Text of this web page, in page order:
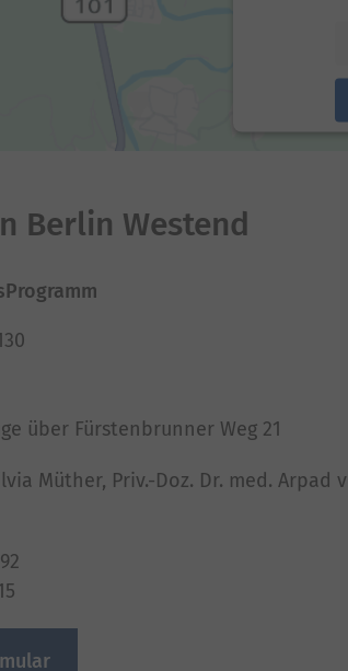
Berlin Westend
über Fürstenbrunner Weg 21
Müther, Priv.-Doz. Dr. med. Arpad